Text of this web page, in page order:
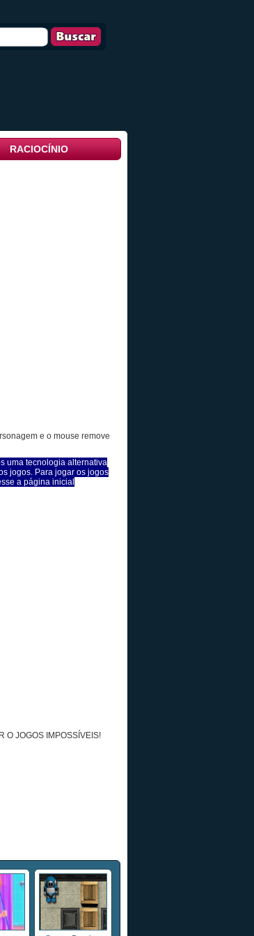
RACIOCÍNIO
e o mouse remove
uma tecnologia alternativa
jogos. Para jogar os jogos
a página inicial
O JOGOS IMPOSSÍVEIS!